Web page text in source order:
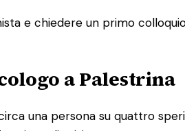
e chiedere un primo
a Palestrina
una persona su quattro